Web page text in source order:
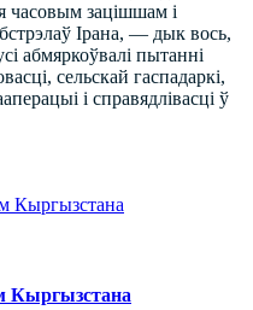
часовым зацішшам і
Ірана, — дык вось,
абмяркоўвалі пытанні
сельскай гаспадаркі,
і справядлівасці ў
Кыргызстана